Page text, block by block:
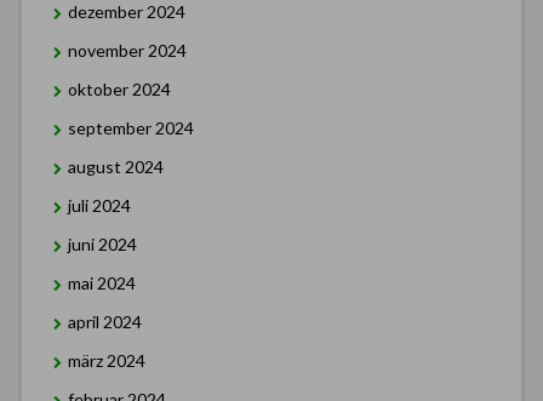
dezember 2024
november 2024
oktober 2024
september 2024
august 2024
juli 2024
juni 2024
mai 2024
april 2024
märz 2024